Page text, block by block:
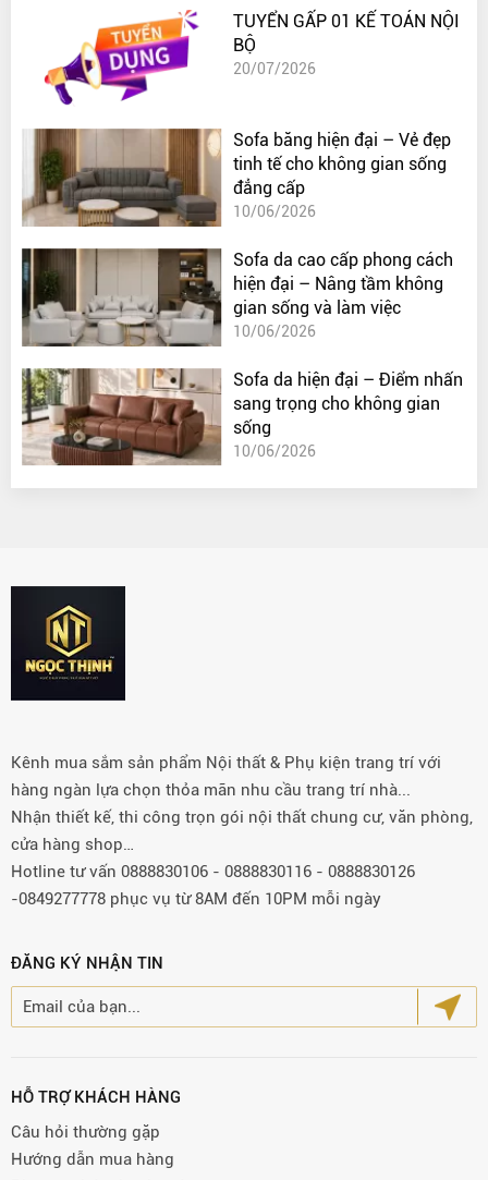
TUYỂN GẤP 01 KẾ TOÁN NỘI
BỘ
20/07/2026
Sofa băng hiện đại – Vẻ đẹp
tinh tế cho không gian sống
đẳng cấp
10/06/2026
Sofa da cao cấp phong cách
hiện đại – Nâng tầm không
gian sống và làm việc
10/06/2026
Sofa da hiện đại – Điểm nhấn
sang trọng cho không gian
sống
10/06/2026
Kênh mua sắm sản phẩm Nội thất & Phụ kiện trang trí với
hàng ngàn lựa chọn thỏa mãn nhu cầu trang trí nhà...
Nhận thiết kế, thi công trọn gói nội thất chung cư, văn phòng,
cửa hàng shop…
Hotline tư vấn 0888830106 - 0888830116 - 0888830126
-0849277778 phục vụ từ 8AM đến 10PM mỗi ngày
ĐĂNG KÝ NHẬN TIN
HỖ TRỢ KHÁCH HÀNG
Câu hỏi thường gặp
Hướng dẫn mua hàng